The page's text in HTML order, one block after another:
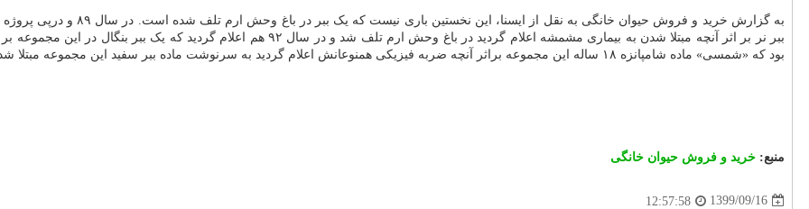
به گزارش خرید و فروش حیوان
ببر نر بر اثر آنچه مبتلا شدن به بیماری مشمشه اعلام گردید در باغ وحش ارم تلف شد
بود که «شمسی» ماده شامپانزه ۱۸ ساله این مجموعه براثر آنچه ضربه فیزیکی همنوعانش اعلام گردید به سرنوشت ماده ببر سفید این مجموعه مبتلا شد.
منبع: خرید و فروش حیوان خانگی
1399/09/16
12:57:58